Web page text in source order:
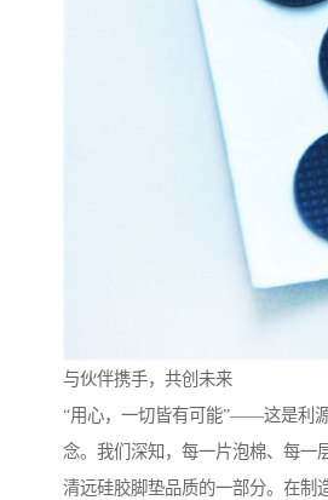
与伙伴携手，共创未来
“用心，一切皆有可能”——这是利
念。我们深知，每一片泡棉、每一
清远硅胶脚垫品质的一部分。在制